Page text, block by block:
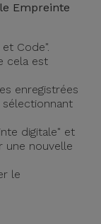
Empreinte
Code".
cela est
enregistrées
digitale" et
une nouvelle
le